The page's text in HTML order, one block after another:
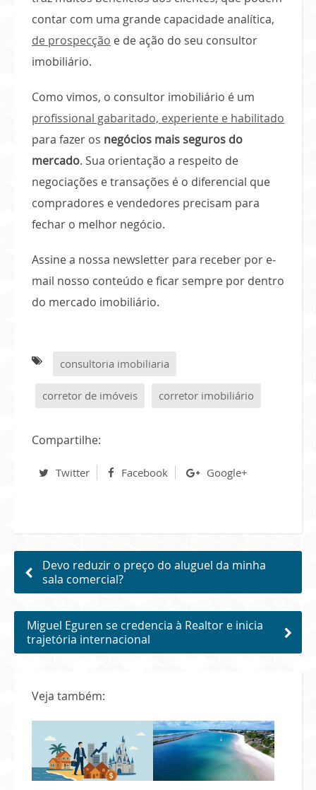
contar com uma grande capacidade analítica,
de prospecção e de ação do seu consultor
imobiliário.
Como vimos, o consultor imobiliário é um
profissional gabaritado, experiente e habilitado
para fazer os negócios mais seguros do
mercado. Sua orientação a respeito de
negociações e transações é o diferencial que
compradores e vendedores precisam para
fechar o melhor negócio.
Assine a nossa newsletter para receber por e-
mail nosso conteúdo e ficar sempre por dentro
do mercado imobiliário.
consultoria imobiliaria
corretor de imóveis corretor imobiliário
Compartilhe:
Twitter Facebook Google+
Devo reduzir o preço do aluguel da minha
sala comercial?
Miguel Eguren se credencia à Realtor e inicia
trajetória internacional
Veja também: